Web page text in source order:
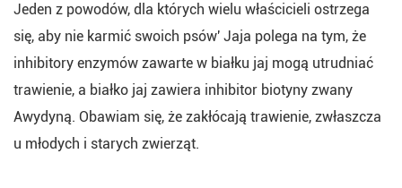
Jeden z powodów, dla których wielu właścicieli ostrzega
się, aby nie karmić swoich psów' Jaja polega na tym, że
inhibitory enzymów zawarte w białku jaj mogą utrudniać
trawienie, a białko jaj zawiera inhibitor biotyny zwany
Awydyną. Obawiam się, że zakłócają trawienie, zwłaszcza
u młodych i starych zwierząt.